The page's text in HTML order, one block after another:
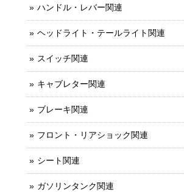
ハンドル・レバー関連
ヘッドライト・テールライト関連
スイッチ関連
キャブレター関連
ブレーキ関連
フロント・リアショック関連
シート関連
ガソリンタンク関連